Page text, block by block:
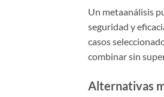
Un metaanálisis
seguridad y
casos
combinar sin
Alternativas